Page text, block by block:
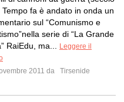
Tempo fa è andato in onda un
sul “Comunismo e
serie di “La Grande
RaiEdu, ma...
Leggere il
2011 da
Tirsenide